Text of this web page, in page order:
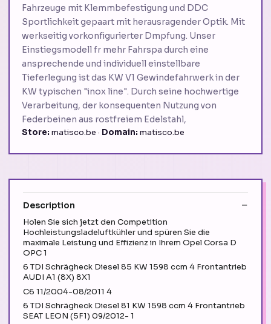
Fahrzeuge mit Klemmbefestigung und DDC
Sportlichkeit gepaart mit herausragender Optik. Mit
werkseitig vorkonfigurierter Dmpfung. Unser
Einstiegsmodell fr mehr Fahrspa durch eine
ansprechende und individuell einstellbare
Tieferlegung ist das KW V1 Gewindefahrwerk in der
KW typischen "inox line". Durch seine hochwertige
Verarbeitung, der konsequenten Nutzung von
Federbeinen aus rostfreiem Edelstahl,
Store: matisco.be · Domain: matisco.be
Description
Holen Sie sich jetzt den Competition
Hochleistungsladeluftkühler und spüren Sie die
maximale Leistung und Effizienz in Ihrem Opel Corsa D
OPC 1
6 TDI Schrägheck Diesel 85 KW 1598 ccm 4 Frontantrieb
AUDI A1 (8X) 8X1
C6 11/2004-08/2011 4
6 TDI Schrägheck Diesel 81 KW 1598 ccm 4 Frontantrieb
SEAT LEON (5F1) 09/2012- 1